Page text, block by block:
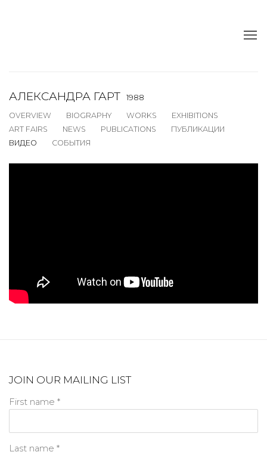
АЛЕКСАНДРА ГАРТ
1988
OVERVIEW
BIOGRAPHY WORKS
EXHIBITIONS
ART FAIRS
NEWS PUBLICATIONS
ПУБЛИКАЦИИ
ВИДЕО
СОБЫТИЯ
JOIN OUR MAILING LIST
First name *
Last name *